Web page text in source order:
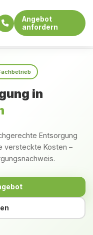
Angebot
anfordern
in
Entsorgung
versteckte Kosten –